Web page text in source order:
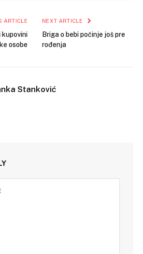
ARTICLE
kupovini
osobe
NEXT ARTICLE
Briga o bebi počinje još pre
rođenja
Stanković